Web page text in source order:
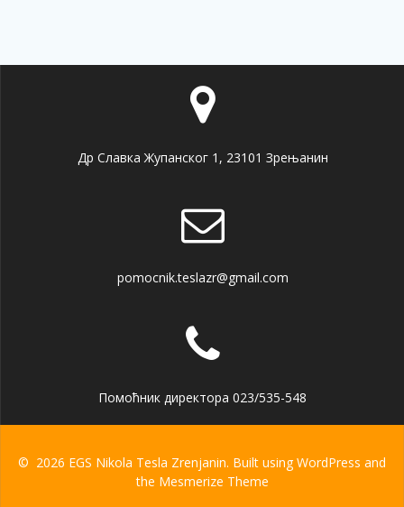
Др Славка Жупанског 1, 23101 Зрењанин
pomocnik.teslazr@gmail.com
Помоћник директора 023/535-548
© 2026 EGS Nikola Tesla Zrenjanin. Built using WordPress and
the Mesmerize Theme